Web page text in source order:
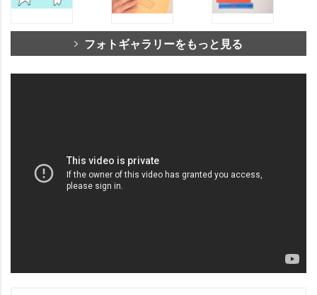
フォトギャラリーをもっと見る